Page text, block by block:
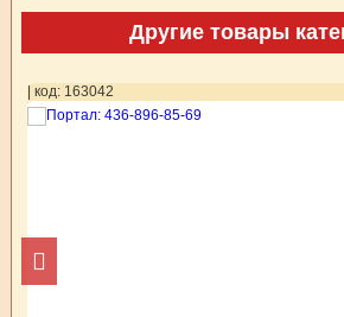
Другие товары
| код: 163042